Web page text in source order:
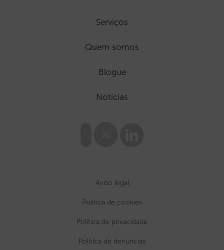
Serviços
Quem somos
Blogue
Notícias
Aviso legal
Política de cookies
Política de privacidade
Política de denúncias